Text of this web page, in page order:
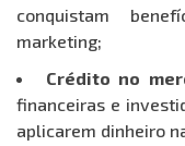
conquistam
marketing;
Crédito no
financeiras e
aplicarem dinheiro